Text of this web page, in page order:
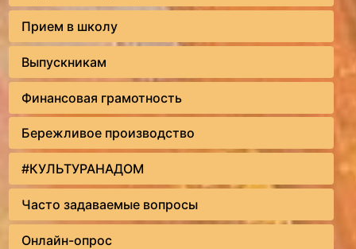
Прием в школу
Выпускникам
Финансовая грамотность
Бережливое производство
#КУЛЬТУРАНАДОМ
Часто задаваемые вопросы
Онлайн-опрос